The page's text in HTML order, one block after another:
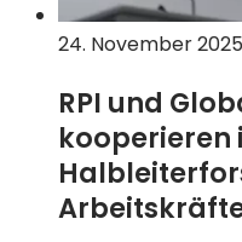
24. November 2025
RPI und
kooperieren